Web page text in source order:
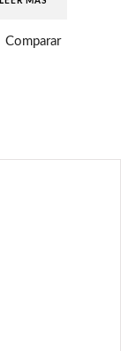
Comparar